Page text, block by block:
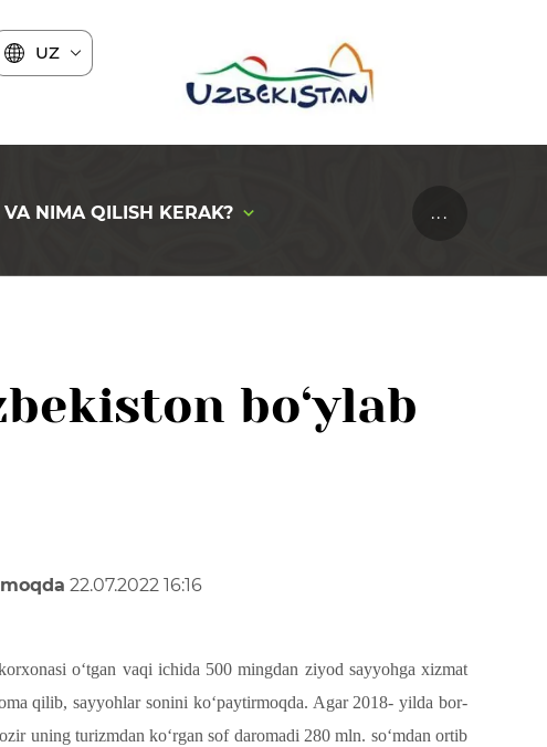
UZ
NIMA QILISH KERAK? ...
bo‘ylab
22.07.2022 16:16
o‘tgan vaqi ichida 500 mingdan ziyod sayyohga xizmat
qilib, sayyohlar sonini ko‘paytirmoqda. Agar 2018- yilda bor-
uning turizmdan ko‘rgan sof daromadi 280 mln. so‘mdan ortib